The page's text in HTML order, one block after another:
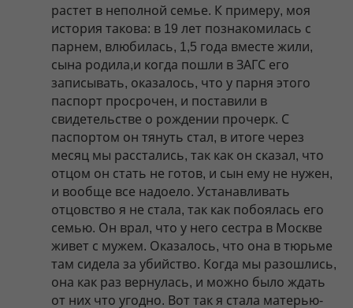
растет в неполной семье. К примеру, моя
история такова: в 19 лет познакомилась с
парнем, влюбилась, 1,5 года вместе жили,
сына родила,и когда пошли в ЗАГС его
записывать, оказалось, что у парня этого
паспорт просрочен, и поставили в
свидетельстве о рождении прочерк. С
паспортом он тянуть стал, в итоге через
месяц мы расстались, так как он сказал, что
отцом он стать не готов, и сын ему не нужен,
и вообще все надоело. Устанавливать
отцовство я не стала, так как побоялась его
семью. Он врал, что у него сестра в Москве
живет с мужем. Оказалось, что она в тюрьме
там сидела за убийство. Когда мы разошлись,
она как раз вернулась, и можно было ждать
от них что угодно. Вот так я стала матерью-